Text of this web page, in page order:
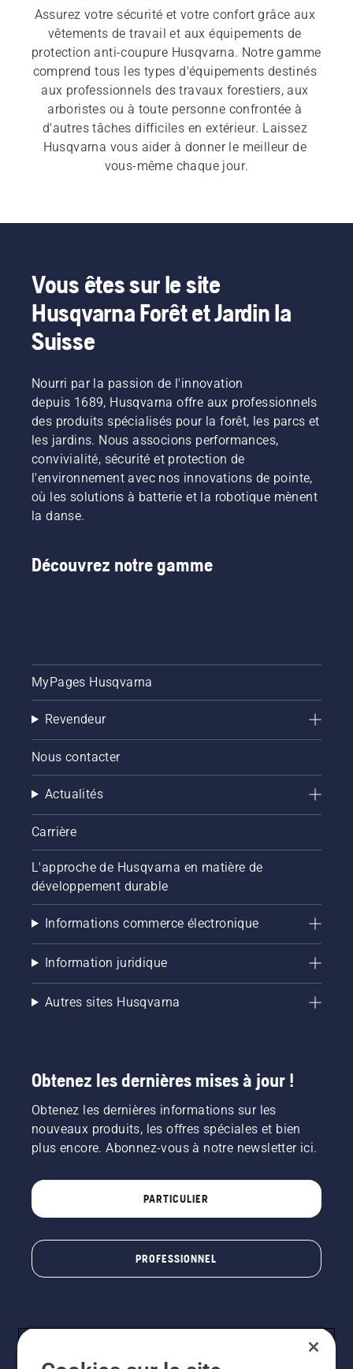
Assurez votre sécurité et votre confort grâce aux
vêtements de travail et aux équipements de
protection anti-coupure Husqvarna. Notre gamme
comprend tous les types d'équipements destinés
aux professionnels des travaux forestiers, aux
arboristes ou à toute personne confrontée à
d'autres tâches difficiles en extérieur. Laissez
Husqvarna vous aider à donner le meilleur de
vous-même chaque jour.
Vous êtes sur le site
Husqvarna Forêt et Jardin la
Suisse
Nourri par la passion de l'innovation
depuis 1689, Husqvarna offre aux professionnels
des produits spécialisés pour la forêt, les parcs et
les jardins. Nous associons performances,
convivialité, sécurité et protection de
l'environnement avec nos innovations de pointe,
où les solutions à batterie et la robotique mènent
la danse.
Découvrez notre gamme
MyPages Husqvarna
Revendeur
Nous contacter
Actualités
Carrière
L'approche de Husqvarna en matière de
développement durable
Informations commerce électronique
Information juridique
Autres sites Husqvarna
Obtenez les dernières mises à jour !
Obtenez les dernières informations sur les
nouveaux produits, les offres spéciales et bien
plus encore. Abonnez-vous à notre newsletter ici.
PARTICULIER
PROFESSIONNEL